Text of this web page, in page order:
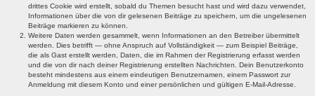
drittes Cookie wird erstellt, sobald du Themen besucht hast und wird dazu verwendet,
Informationen über die von dir gelesenen Beiträge zu speichern, um die ungelesenen
Beiträge markieren zu können.
Weitere Daten werden gesammelt, wenn Informationen an den Betreiber übermittelt
werden. Dies betrifft — ohne Anspruch auf Vollständigkeit — zum Beispiel Beiträge,
die als Gast erstellt werden, Daten, die im Rahmen der Registrierung erfasst werden
und die von dir nach deiner Registrierung erstellten Nachrichten. Dein Benutzerkonto
besteht mindestens aus einem eindeutigen Benutzernamen, einem Passwort zur
Anmeldung mit diesem Konto und einer persönlichen und gültigen E-Mail-Adresse.